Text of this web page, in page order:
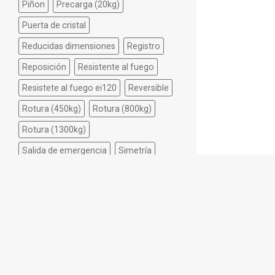
Piñon Precarga (20kg)
Puerta de cristal
Reducidas dimensiones Registro
Reposición Resistente al fuego
Resistete al fuego ei120 Reversible
Rotura (450kg) Rotura (800kg)
Rotura (1300kg)
Salida de emergencia Simetría